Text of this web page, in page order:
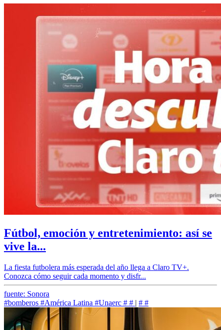
Fútbol, emoción y entretenimiento: así se
vive la...
La fiesta futbolera más esperada del año llega a Claro TV+.
Conozca cómo seguir cada momento y disfr...
fuente: Sonora
#bomberos #América Latina #Unaerc # # | # #